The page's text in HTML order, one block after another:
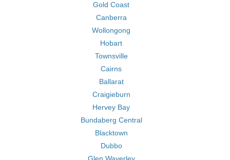
Gold Coast
Canberra
Wollongong
Hobart
Townsville
Cairns
Ballarat
Craigieburn
Hervey Bay
Bundaberg Central
Blacktown
Dubbo